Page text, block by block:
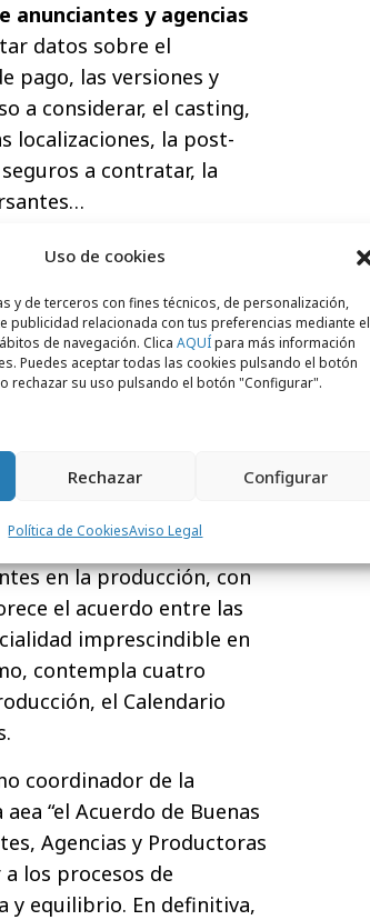
Uso de cookies
y de terceros con fines técnicos, de personalización,
publicidad relacionada con tus preferencias mediante el
de navegación. Clica AQUÍpara más información
Puedes aceptar todas las cookies pulsando el botón
rechazar su uso pulsando el botón "Configurar".
Rechazar Configurar
Política de CookiesAviso Legal
anunciantes y agencias
datos sobre el
pago, las versiones y
a considerar, el casting,
localizaciones, la post-
a contratar, la
es un espejo del Briefing,
contenidos,
: valoración
y días de rodaje,
ficticios,
de arte, atrezzo,
medios audiovisuales,
derechos, y un
y trata de simplificar
en la producción, con
el acuerdo entre las
imprescindible en
contempla cuatro
el Calendario
coordinador de la
“el Acuerdo de Buenas
Agencias y Productoras
los procesos de
y equilibrio. En definitiva,